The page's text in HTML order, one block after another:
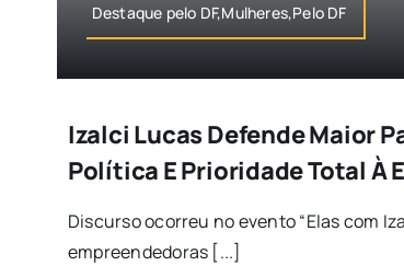
Destaque pelo DF,Mulheres,Pelo DF
Izalci Lucas Defende Maior
Política E Prioridade Total À
Discurso ocorreu no evento “Elas com
empreendedoras [...]